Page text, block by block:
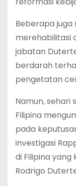
Beberapa
merehabilitasi
jabatan
berdarah
pengetatan
Namun,
Filipina
pada
investigasi
di Filipina
Rodrigo